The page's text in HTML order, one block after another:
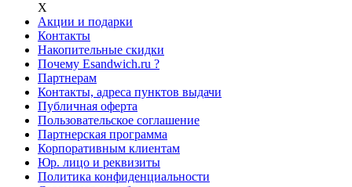
Х
Акции и подарки
Контакты
Накопительные скидки
Почему Esandwich.ru ?
Партнерам
Контакты, адреса пунктов выдачи
Публичная оферта
Пользовательское соглашение
Партнерская программа
Корпоративным клиентам
Юр. лицо и реквизиты
Политика конфиденциальности